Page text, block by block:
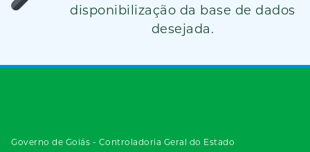
disponibilização da base de dados
desejada.
Governo de Goiás - Controladoria Geral do Estado